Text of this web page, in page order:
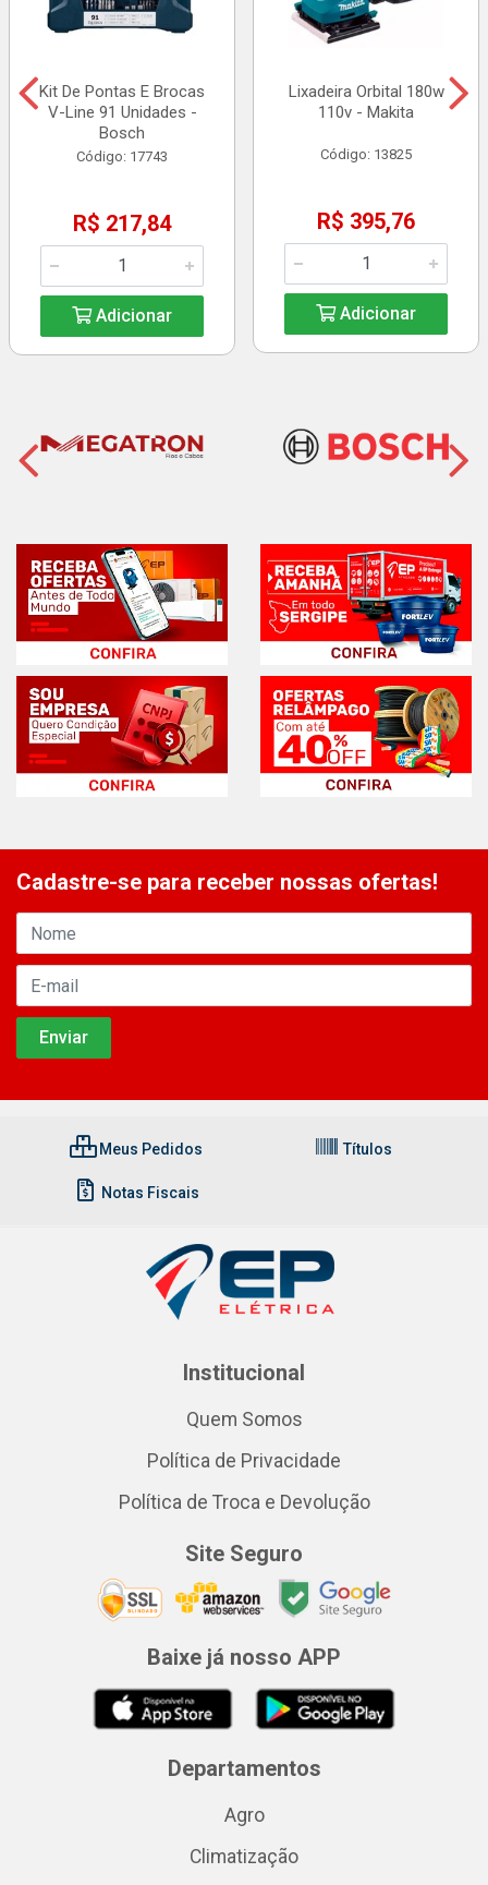
Kit De Pontas E Brocas
V-Line 91 Unidades -
Bosch
Código: 17743
R$ 217,84
Adicionar
Lixadeira Orbital 180w
110v - Makita
Código: 13825
R$ 395,76
Adicionar
Cadastre-se para receber nossas ofertas!
Meus Pedidos Títulos
Notas Fiscais
Institucional
Quem Somos
Política de Privacidade
Política de Troca e Devolução
Site Seguro
Baixe já nosso APP
Departamentos
Agro
Climatização